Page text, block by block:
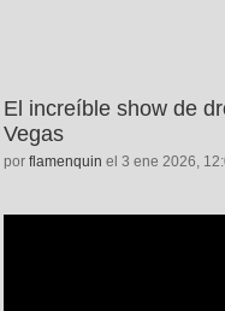
El increíble show de
Vegas
por flamenquin el 3 ene 2026,